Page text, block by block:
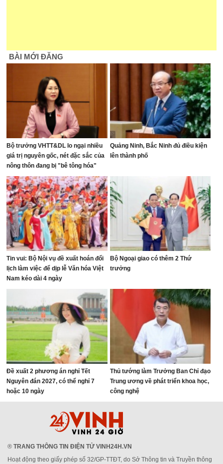
BÀI MỚI ĐĂNG
Bộ trưởng VHTT&DL lo ngại nhiều
giá trị nguyên gốc, nét đặc sắc của
nông thôn đang bị "bê tông hóa"
Quảng Ninh, Bắc Ninh đủ điều kiện
lên thành phố
Tin vui: Bộ Nội vụ đề xuất hoán đổi
lịch làm việc để dịp lễ Văn hóa Việt
Nam kéo dài 4 ngày
Bộ Ngoại giao có thêm 2 Thứ
trưởng
Đề xuất 2 phương án nghỉ Tết
Nguyên đán 2027, có thể nghỉ 7
hoặc 10 ngày
Thủ tướng làm Trưởng Ban Chỉ đạo
Trung ương về phát triển khoa học,
công nghệ
® TRANG THÔNG TIN ĐIỆN TỬ VINH24H.VN
Hoạt động theo giấy phép số 32/GP-TTĐT, do Sở Thông tin và Truyền thông